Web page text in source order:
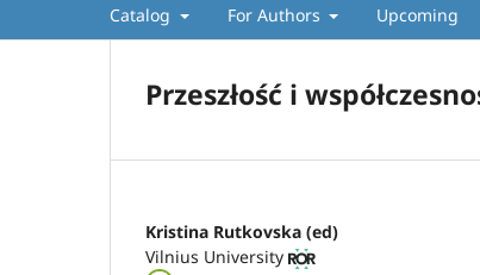
Catalog For Authors Upcoming
Przeszłość i
Kristina Rutkovska (ed)
Vilnius University